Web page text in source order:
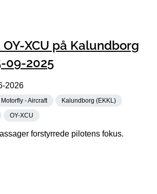
XCU på Kalundborg
09-2025
2026
Motorfly - Aircraft Kalundborg (EKKL)
OY-XCU
forstyrrede pilotens fokus.